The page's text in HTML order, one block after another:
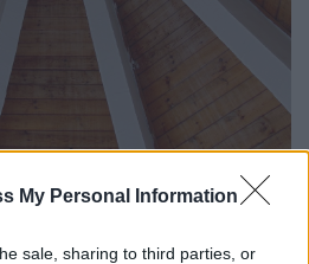
My Personal Information
sale, sharing to third parties, or